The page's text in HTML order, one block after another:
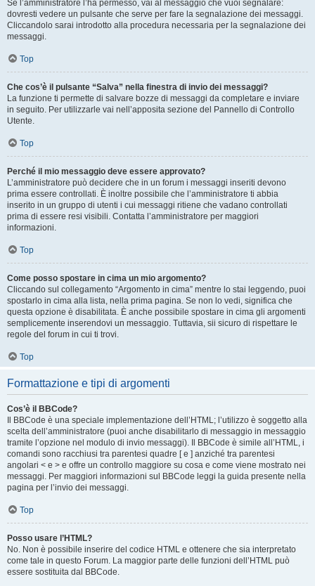
Se l’amministratore l’ha permesso, vai al messaggio che vuoi segnalare:
dovresti vedere un pulsante che serve per fare la segnalazione dei messaggi.
Cliccandolo sarai introdotto alla procedura necessaria per la segnalazione dei
messaggi.
Top
Che cos’è il pulsante “Salva” nella finestra di invio dei messaggi?
La funzione ti permette di salvare bozze di messaggi da completare e inviare
in seguito. Per utilizzarle vai nell’apposita sezione del Pannello di Controllo
Utente.
Top
Perché il mio messaggio deve essere approvato?
L’amministratore può decidere che in un forum i messaggi inseriti devono
prima essere controllati. È inoltre possibile che l’amministratore ti abbia
inserito in un gruppo di utenti i cui messaggi ritiene che vadano controllati
prima di essere resi visibili. Contatta l’amministratore per maggiori
informazioni.
Top
Come posso spostare in cima un mio argomento?
Cliccando sul collegamento “Argomento in cima” mentre lo stai leggendo, puoi
spostarlo in cima alla lista, nella prima pagina. Se non lo vedi, significa che
questa opzione è disabilitata. È anche possibile spostare in cima gli argomenti
semplicemente inserendovi un messaggio. Tuttavia, sii sicuro di rispettare le
regole del forum in cui ti trovi.
Top
Formattazione e tipi di argomenti
Cos’è il BBCode?
Il BBCode è una speciale implementazione dell’HTML; l’utilizzo è soggetto alla
scelta dell’amministratore (puoi anche disabilitarlo di messaggio in messaggio
tramite l’opzione nel modulo di invio messaggi). Il BBCode è simile all’HTML, i
comandi sono racchiusi tra parentesi quadre [ e ] anziché tra parentesi
angolari < e > e offre un controllo maggiore su cosa e come viene mostrato nei
messaggi. Per maggiori informazioni sul BBCode leggi la guida presente nella
pagina per l’invio dei messaggi.
Top
Posso usare l’HTML?
No. Non è possibile inserire del codice HTML e ottenere che sia interpretato
come tale in questo Forum. La maggior parte delle funzioni dell’HTML può
essere sostituita dal BBCode.